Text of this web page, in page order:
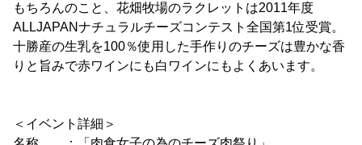
もちろんのこと、花畑牧場のラクレットは2011年度
ALLJAPANナチュラルチーズコンテスト全国第1位受賞。
十勝産の生乳を100％使用した手作りのチーズは豊かな香
りと旨みで赤ワインにも白ワインにもよくあいます。
＜イベント詳細＞